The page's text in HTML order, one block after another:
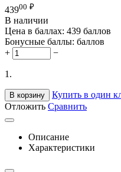
43900 ₽
В наличии
Цена в баллах: 439 баллов
Бонусные баллы: баллов
+
−
1.
В корзину
Купить в один
Отложить Сравнить
Описание
Характеристики